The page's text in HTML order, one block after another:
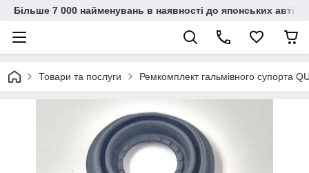
Більше 7 000 найменувань в наявності до японських
Товари та послуги Ремкомплект гальмівного супорта